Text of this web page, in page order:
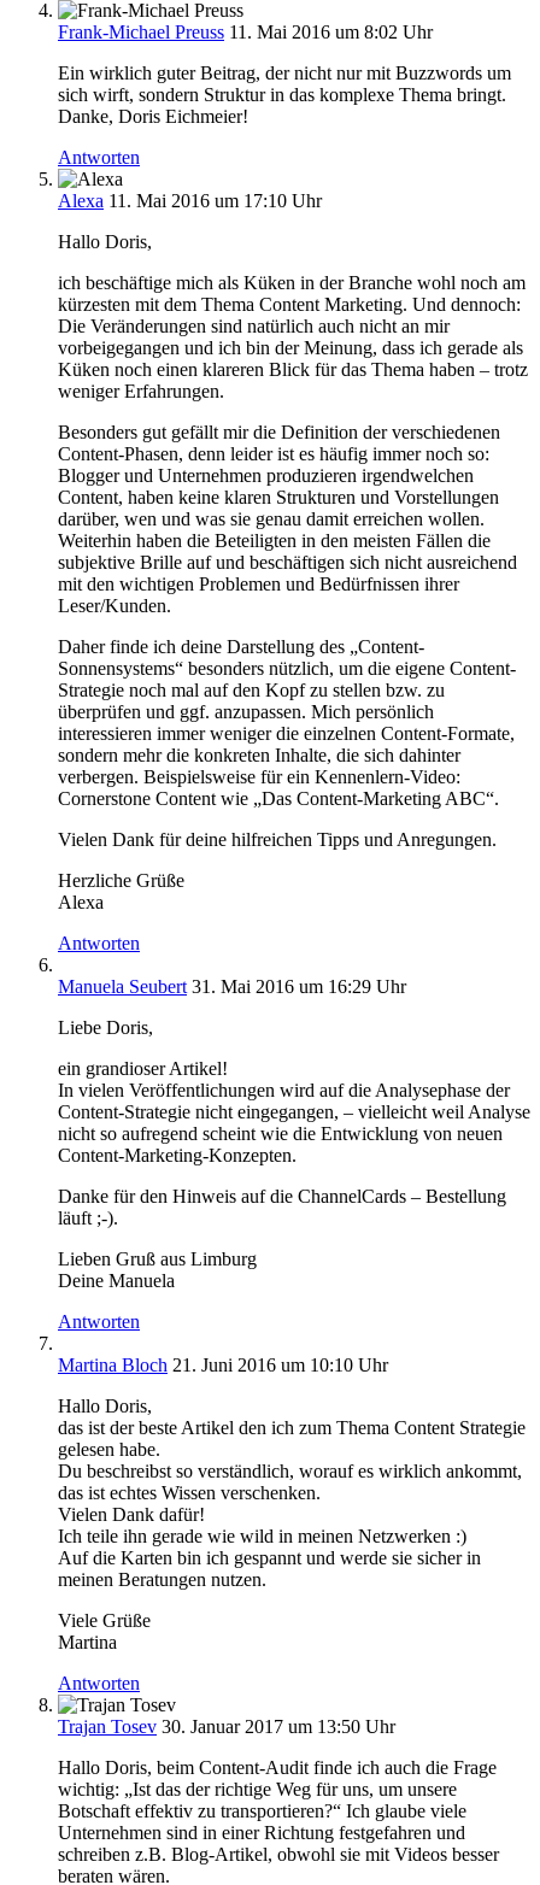
Frank-Michael Preuss 11. Mai 2016 um 8:02 Uhr
Ein wirklich guter Beitrag, der nicht nur mit Buzzwords um
sich wirft, sondern Struktur in das komplexe Thema bringt.
Danke, Doris Eichmeier!
Antworten
Alexa 11. Mai 2016 um 17:10 Uhr
Hallo Doris,
ich beschäftige mich als Küken in der Branche wohl noch am
kürzesten mit dem Thema Content Marketing. Und dennoch:
Die Veränderungen sind natürlich auch nicht an mir
vorbeigegangen und ich bin der Meinung, dass ich gerade als
Küken noch einen klareren Blick für das Thema haben – trotz
weniger Erfahrungen.
Besonders gut gefällt mir die Definition der verschiedenen
Content-Phasen, denn leider ist es häufig immer noch so:
Blogger und Unternehmen produzieren irgendwelchen
Content, haben keine klaren Strukturen und Vorstellungen
darüber, wen und was sie genau damit erreichen wollen.
Weiterhin haben die Beteiligten in den meisten Fällen die
subjektive Brille auf und beschäftigen sich nicht ausreichend
mit den wichtigen Problemen und Bedürfnissen ihrer
Leser/Kunden.
Daher finde ich deine Darstellung des „Content-
Sonnensystems“ besonders nützlich, um die eigene Content-
Strategie noch mal auf den Kopf zu stellen bzw. zu
überprüfen und ggf. anzupassen. Mich persönlich
interessieren immer weniger die einzelnen Content-Formate,
sondern mehr die konkreten Inhalte, die sich dahinter
verbergen. Beispielsweise für ein Kennenlern-Video:
Cornerstone Content wie „Das Content-Marketing ABC“.
Vielen Dank für deine hilfreichen Tipps und Anregungen.
Herzliche Grüße
Alexa
Antworten
Manuela Seubert 31. Mai 2016 um 16:29 Uhr
Liebe Doris,
ein grandioser Artikel!
In vielen Veröffentlichungen wird auf die Analysephase der
Content-Strategie nicht eingegangen, – vielleicht weil Analyse
nicht so aufregend scheint wie die Entwicklung von neuen
Content-Marketing-Konzepten.
Danke für den Hinweis auf die ChannelCards – Bestellung
läuft ;-).
Lieben Gruß aus Limburg
Deine Manuela
Antworten
Martina Bloch 21. Juni 2016 um 10:10 Uhr
Hallo Doris,
das ist der beste Artikel den ich zum Thema Content Strategie
gelesen habe.
Du beschreibst so verständlich, worauf es wirklich ankommt,
das ist echtes Wissen verschenken.
Vielen Dank dafür!
Ich teile ihn gerade wie wild in meinen Netzwerken :)
Auf die Karten bin ich gespannt und werde sie sicher in
meinen Beratungen nutzen.
Viele Grüße
Martina
Antworten
Trajan Tosev 30. Januar 2017 um 13:50 Uhr
Hallo Doris, beim Content-Audit finde ich auch die Frage
wichtig: „Ist das der richtige Weg für uns, um unsere
Botschaft effektiv zu transportieren?“ Ich glaube viele
Unternehmen sind in einer Richtung festgefahren und
schreiben z.B. Blog-Artikel, obwohl sie mit Videos besser
beraten wären.